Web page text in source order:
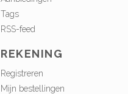
Tags
RSS-feed
REKENING
Registreren
Mijn bestellingen